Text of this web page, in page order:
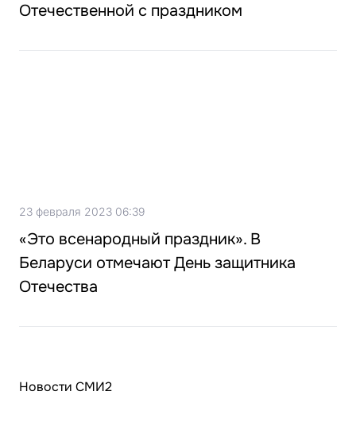
Отечественной с праздником
23 февраля 2023 06:39
«Это всенародный праздник». В
Беларуси отмечают День защитника
Отечества
Новости СМИ2